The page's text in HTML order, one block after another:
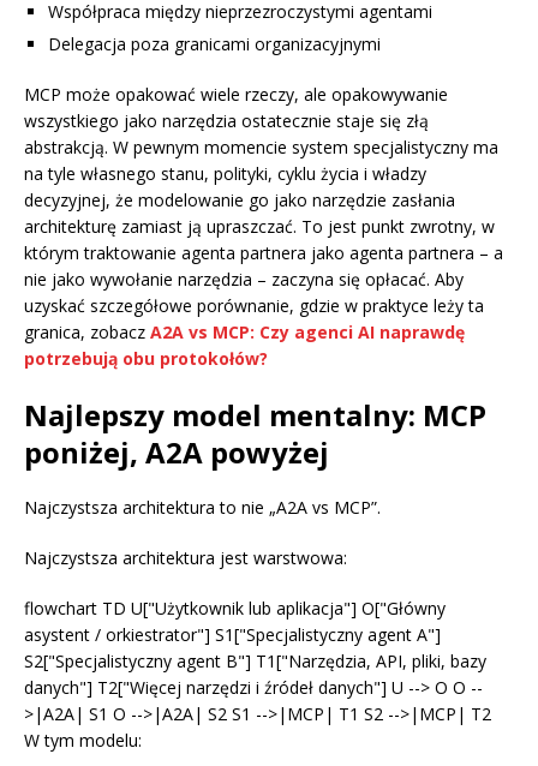
Współpraca między nieprzezroczystymi agentami
Delegacja poza granicami organizacyjnymi
MCP może opakować wiele rzeczy, ale opakowywanie
wszystkiego jako narzędzia ostatecznie staje się złą
abstrakcją. W pewnym momencie system specjalistyczny ma
na tyle własnego stanu, polityki, cyklu życia i władzy
decyzyjnej, że modelowanie go jako narzędzie zasłania
architekturę zamiast ją upraszczać. To jest punkt zwrotny, w
którym traktowanie agenta partnera jako agenta partnera – a
nie jako wywołanie narzędzia – zaczyna się opłacać. Aby
uzyskać szczegółowe porównanie, gdzie w praktyce leży ta
granica, zobacz A2A vs MCP: Czy agenci AI naprawdę
potrzebują obu protokołów?
Najlepszy model mentalny: MCP
poniżej, A2A powyżej
Najczystsza architektura to nie „A2A vs MCP”.
Najczystsza architektura jest warstwowa:
flowchart TD U["Użytkownik lub aplikacja"] O["Główny
asystent / orkiestrator"] S1["Specjalistyczny agent A"]
S2["Specjalistyczny agent B"] T1["Narzędzia, API, pliki, bazy
danych"] T2["Więcej narzędzi i źródeł danych"] U --> O O --
>|A2A| S1 O -->|A2A| S2 S1 -->|MCP| T1 S2 -->|MCP| T2
W tym modelu: